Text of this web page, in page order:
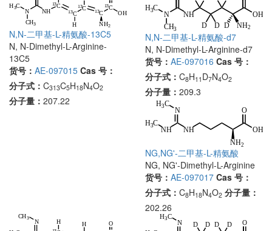
N,N-二甲基-L-精氨酸-13C5
N, N-Dimethyl-L-Arginine-
13C5
货号： AE-097015 Cas 号：
分子式： C313C5H18N4O2
分子量： 207.22
N,N-二甲基-L-精氨酸-d7
N, N-Dimethyl-L-Arginine-d7
货号： AE-097016 Cas 号：
分子式： C8H11 D7N4O2
分子量： 209.3
NG,NG'-二甲基-L-精氨酸
NG, NG'-Dimethyl-L-Arginine
货号： AE-097017 Cas 号：
分子式： C8H18N4O2 分子量：
202.26